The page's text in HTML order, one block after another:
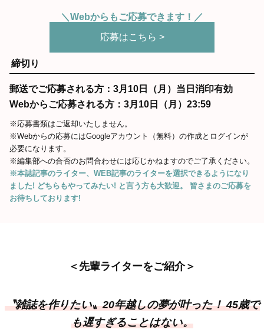
＼Webからもご応募できます！／
応募はこちら >
締切り
郵送でご応募される方：3月10日（月）当日消印有効
Webからご応募される方：3月10日（月）23:59
※応募書類はご返却いたしません。
※Webからの応募にはGoogleアカウント（無料）の作成とログインが
必要になります。
※編集部への合否のお問合わせには応じかねますのでご了承ください。
※本誌記事のライター、WEB記事のライターを選択できるようになり
ました! どちらもやってみたい! と言う方も大歓迎。 皆さまのご応募を
お待ちしております!
＜先輩ライターをご紹介＞
〝雑誌を作りたい〟20年越しの夢が叶った！ 45歳で
も遅すぎることはない。